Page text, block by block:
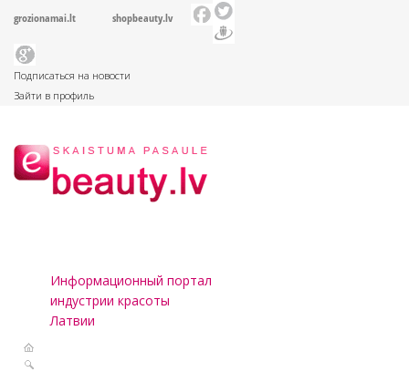
grozionamai.lt shopbeauty.lv
Подписаться на новости
Зайти в профиль
Информационный портал
индустрии красоты
Латвии